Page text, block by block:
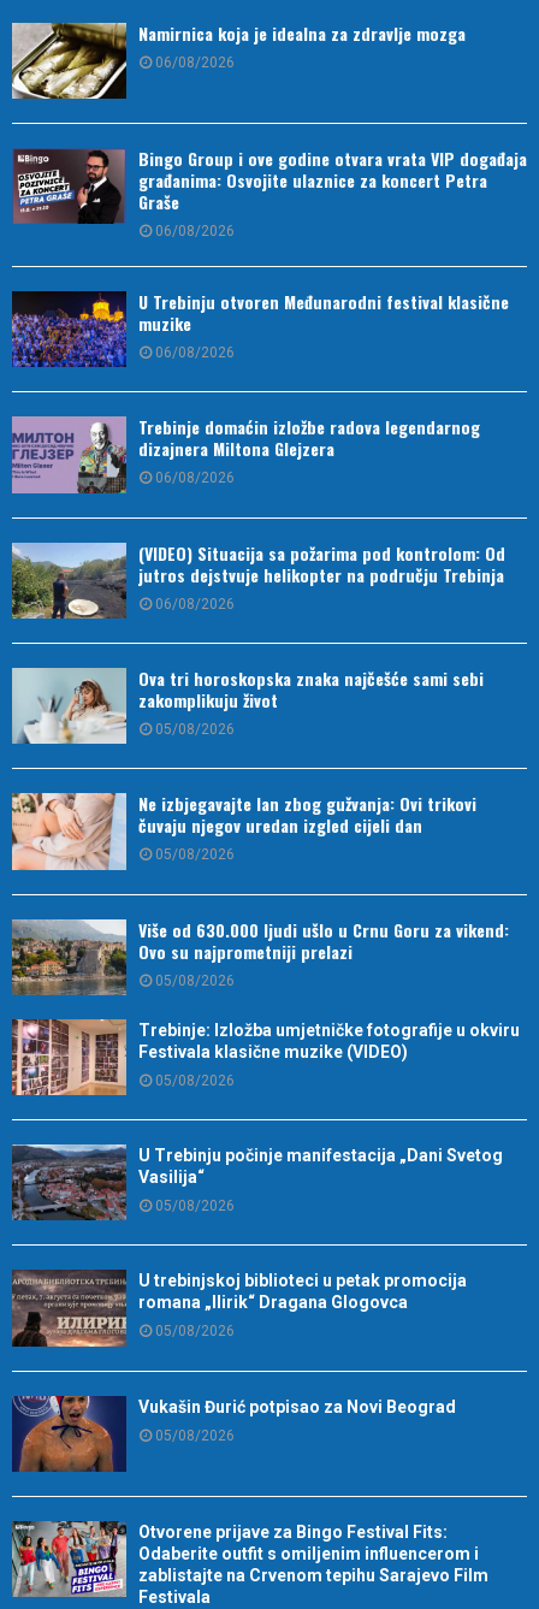
Namirnica koja je idealna za zdravlje mozga
06/08/2026
Bingo Group i ove godine otvara vrata VIP događaja
građanima: Osvojite ulaznice za koncert Petra
Graše
06/08/2026
U Trebinju otvoren Međunarodni festival klasične
muzike
06/08/2026
Trebinje domaćin izložbe radova legendarnog
dizajnera Miltona Glejzera
06/08/2026
(VIDEO) Situacija sa požarima pod kontrolom: Od
jutros dejstvuje helikopter na području Trebinja
06/08/2026
Ova tri horoskopska znaka najčešće sami sebi
zakomplikuju život
05/08/2026
Ne izbjegavajte lan zbog gužvanja: Ovi trikovi
čuvaju njegov uredan izgled cijeli dan
05/08/2026
Više od 630.000 ljudi ušlo u Crnu Goru za vikend:
Ovo su najprometniji prelazi
05/08/2026
Trebinje: Izložba umjetničke fotografije u okviru
Festivala klasične muzike (VIDEO)
05/08/2026
U Trebinju počinje manifestacija „Dani Svetog
Vasilija“
05/08/2026
U trebinjskoj biblioteci u petak promocija
romana „Ilirik“ Dragana Glogovca
05/08/2026
Vukašin Đurić potpisao za Novi Beograd
05/08/2026
Otvorene prijave za Bingo Festival Fits:
Odaberite outfit s omiljenim influencerom i
zablistajte na Crvenom tepihu Sarajevo Film
Festivala